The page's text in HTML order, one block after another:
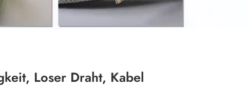
Loser Draht, Kabel